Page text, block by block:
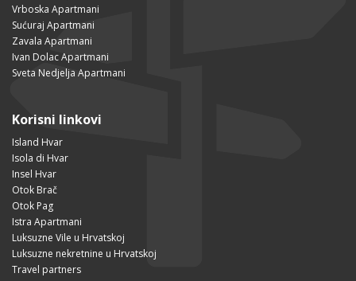
Vrboska Apartmani
Sućuraj Apartmani
Zavala Apartmani
Ivan Dolac Apartmani
Sveta Nedjelja Apartmani
Korisni linkovi
Island Hvar
Isola di Hvar
Insel Hvar
Otok Brač
Otok Pag
Istra Apartmani
Luksuzne Vile u Hrvatskoj
Luksuzne nekretnine u Hrvatskoj
Travel partners